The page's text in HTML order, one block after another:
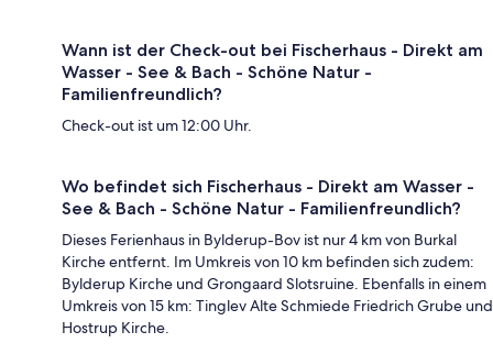
Wann ist der Check-out bei Fischerhaus - Direkt am
Wasser - See & Bach - Schöne Natur -
Familienfreundlich?
Check-out ist um 12:00 Uhr.
Wo befindet sich Fischerhaus - Direkt am Wasser -
See & Bach - Schöne Natur - Familienfreundlich?
Dieses Ferienhaus in Bylderup-Bov ist nur 4 km von Burkal
Kirche entfernt. Im Umkreis von 10 km befinden sich zudem:
Bylderup Kirche und Grongaard Slotsruine. Ebenfalls in einem
Umkreis von 15 km: Tinglev Alte Schmiede Friedrich Grube und
Hostrup Kirche.